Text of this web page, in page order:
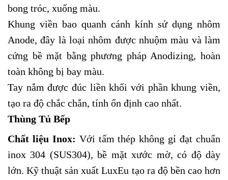
bong tróc, xuống màu.
Khung viền bao quanh cánh kính sử dụng nhôm
Anode, đây là loại nhôm được nhuộm màu và làm
cứng bề mặt bằng phương pháp Anodizing, hoàn
toàn không bị bay màu.
Tay nắm được đúc liền khối với phần khung viền,
tạo ra độ chắc chắn, tính ổn định cao nhất.
Thùng Tủ Bếp
Chất liệu Inox: Với tấm thép không gỉ đạt chuẩn
inox 304 (SUS304), bề mặt xước mờ, có độ dày
lớn. Kỹ thuật sản xuất LuxEu tạo ra độ bền cao hơn